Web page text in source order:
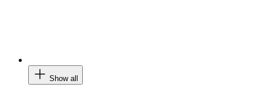
Show all